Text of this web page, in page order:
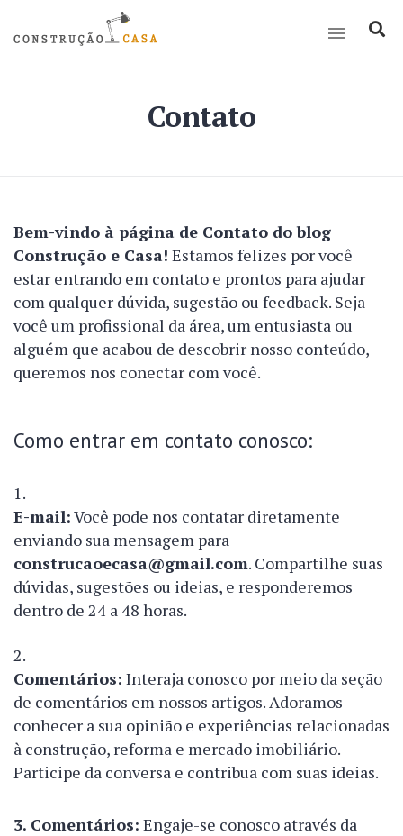
Contato
Bem-vindo à página de Contato do blog
Construção e Casa! Estamos felizes por você
estar entrando em contato e prontos para ajudar
com qualquer dúvida, sugestão ou feedback. Seja
você um profissional da área, um entusiasta ou
alguém que acabou de descobrir nosso conteúdo,
queremos nos conectar com você.
Como entrar em contato conosco:
E-mail:Você pode nos contatar diretamente
enviando sua mensagem para
construcaoecasa@gmail.com. Compartilhe suas
dúvidas, sugestões ou ideias, e responderemos
dentro de 24 a 48 horas.
Comentários: Interaja conosco por meio da seção
de comentários em nossos artigos. Adoramos
conhecer a sua opinião e experiências relacionadas
à construção, reforma e mercado imobiliário.
Participe da conversa e contribua com suas ideias.
3. Comentários: Engaje-se conosco através da